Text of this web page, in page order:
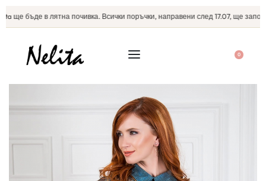
ще бъде в лятна почивка. Всички поръчки, направени след 17.07, ще
0